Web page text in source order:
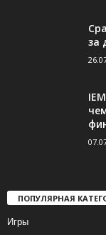
за
ПОПУЛЯРНАЯ
Игры